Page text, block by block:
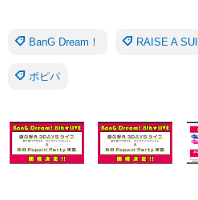
BanG Dream！ RAISE A
ポピパ